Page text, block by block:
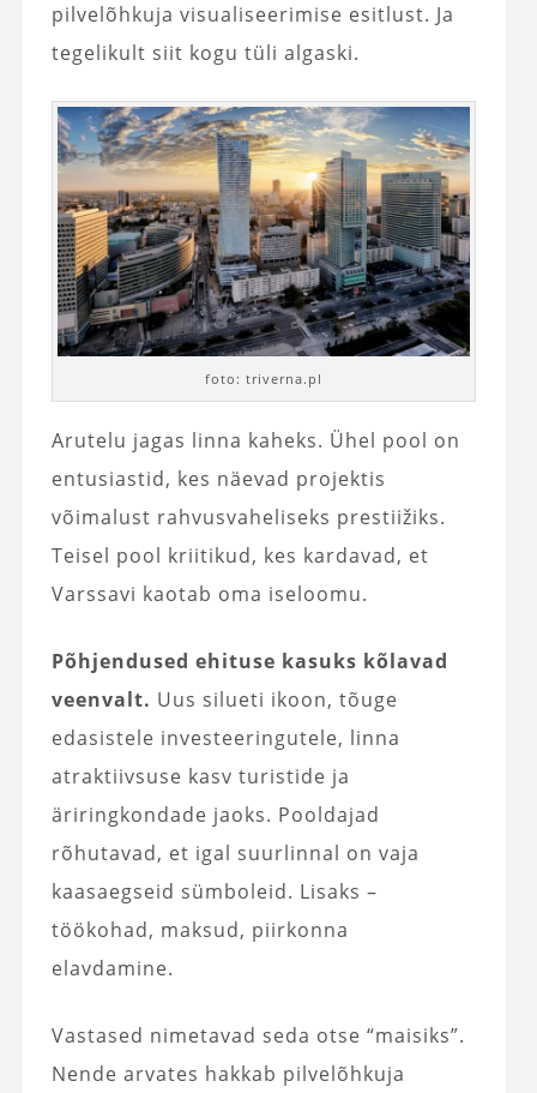
pilvelõhkuja visualiseerimise esitlust. Ja
tegelikult siit kogu tüli algaski.
foto: triverna.pl
Arutelu jagas linna kaheks. Ühel pool on
entusiastid, kes näevad projektis
võimalust rahvusvaheliseks prestiižiks.
Teisel pool kriitikud, kes kardavad, et
Varssavi kaotab oma iseloomu.
Põhjendused ehituse kasuks kõlavad
veenvalt. Uus silueti ikoon, tõuge
edasistele investeeringutele, linna
atraktiivsuse kasv turistide ja
äriringkondade jaoks. Pooldajad
rõhutavad, et igal suurlinnal on vaja
kaasaegseid sümboleid. Lisaks –
töökohad, maksud, piirkonna
elavdamine.
Vastased nimetavad seda otse “maisiks”.
Nende arvates hakkab pilvelõhkuja